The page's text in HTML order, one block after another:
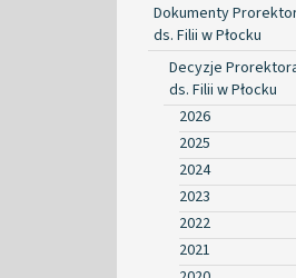
Dokumenty
ds. Filii w Płocku
Decyzje
ds. Filii w Płocku
2026
2025
2024
2023
2022
2021